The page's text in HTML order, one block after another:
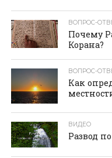
ВОПРОС-
Почему
Корана?
ВОПРОС-
Как
ВИДЕО
Развод